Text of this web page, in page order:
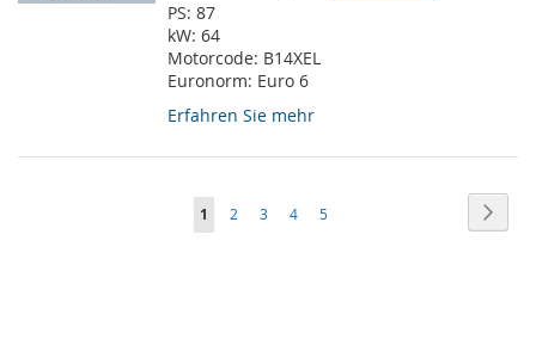
PS: 87
kW: 64
Motorcode: B14XEL
Euronorm: Euro 6
Erfahren Sie mehr
Seite
Sie
1 Seite
2 Seite
3 Seite
4 Seite
5